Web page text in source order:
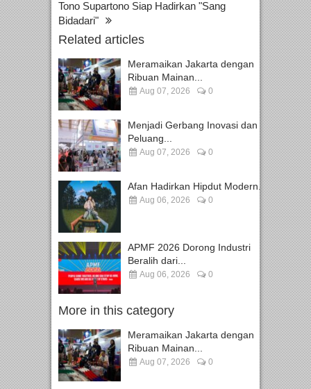
Tono Supartono Siap Hadirkan "Sang
Bidadari"
Related articles
Meramaikan Jakarta dengan
Ribuan Mainan...
Aug 07, 2026 0
Menjadi Gerbang Inovasi dan
Peluang...
Aug 07, 2026 0
Afan Hadirkan Hipdut Modern...
Aug 06, 2026 0
APMF 2026 Dorong Industri
Beralih dari...
Aug 06, 2026 0
More in this category
Meramaikan Jakarta dengan
Ribuan Mainan...
Aug 07, 2026 0